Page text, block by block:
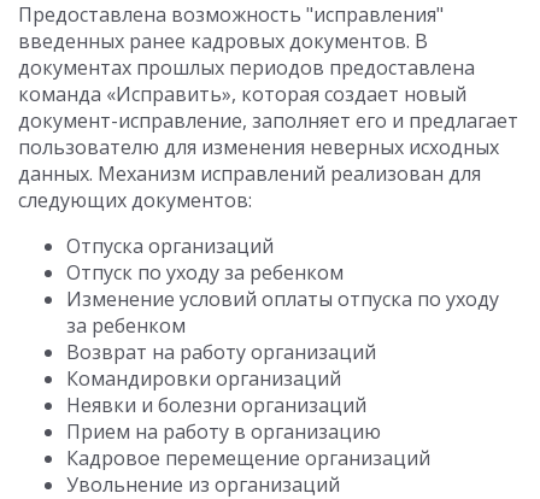
Предоставлена возможность "исправления"
введенных ранее кадровых документов. В
документах прошлых периодов предоставлена
команда «Исправить», которая создает новый
документ-исправление, заполняет его и предлагает
пользователю для изменения неверных исходных
данных. Механизм исправлений реализован для
следующих документов:
Отпуска организаций
Отпуск по уходу за ребенком
Изменение условий оплаты отпуска по уходу
за ребенком
Возврат на работу организаций
Командировки организаций
Неявки и болезни организаций
Прием на работу в организацию
Кадровое перемещение организаций
Увольнение из организаций